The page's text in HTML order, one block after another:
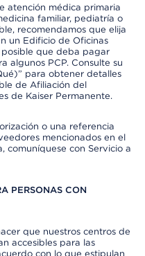
atención médica primaria
familiar, pediatría o
recomendamos que elija
un Edificio de Oficinas
posible que deba pagar
algunos PCP. Consulte su
para obtener detalles
de Afiliación del
de Kaiser Permanente.
o una referencia
mencionados en el
comuníquese con Servicio a
PERSONAS CON
que nuestros centros de
accesibles para las
con lo que estipulan